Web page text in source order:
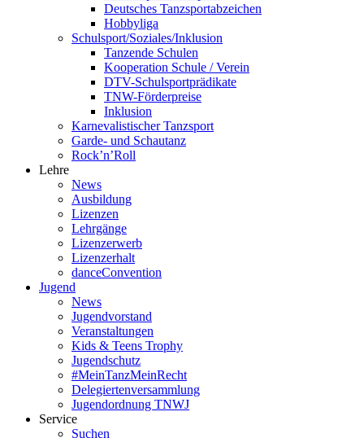
Deutsches Tanzsportabzeichen
Hobbyliga
Schulsport/Soziales/Inklusion
Tanzende Schulen
Kooperation Schule / Verein
DTV-Schulsportprädikate
TNW-Förderpreise
Inklusion
Karnevalistischer Tanzsport
Garde- und Schautanz
Rock’n’Roll
Lehre
News
Ausbildung
Lizenzen
Lehrgänge
Lizenzerwerb
Lizenzerhalt
danceConvention
Jugend
News
Jugendvorstand
Veranstaltungen
Kids & Teens Trophy
Jugendschutz
#MeinTanzMeinRecht
Delegiertenversammlung
Jugendordnung TNWJ
Service
Suchen